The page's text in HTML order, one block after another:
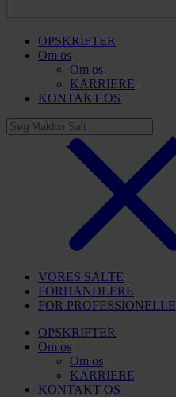
OPSKRIFTER
Om os
Om os
KARRIERE
KONTAKT OS
VORES SALTE
FORHANDLERE
FOR PROFESSIONELLE
OPSKRIFTER
Om os
Om os
KARRIERE
KONTAKT OS